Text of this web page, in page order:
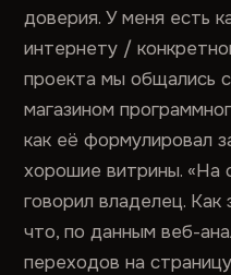
доверия. У меня есть
интернету /
проекта мы общались
магазином
как её формулировал
хорошие витрины. «На
говорил владелец. Как
что, по данным веб-
переходов на